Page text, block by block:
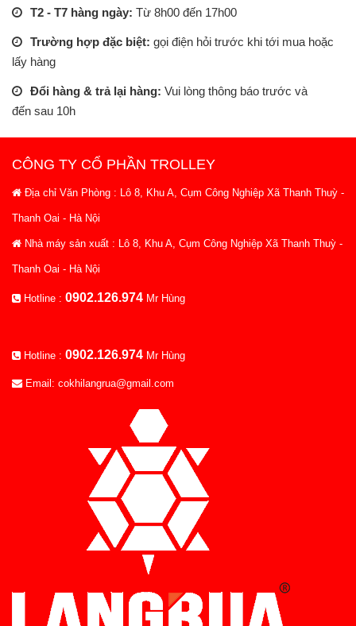
T2 - T7 hàng ngày: Từ 8h00 đến 17h00
Trường hợp đặc biệt: gọi điện hỏi trước khi tới mua hoặc
lấy hàng
Đổi hàng & trả lại hàng: Vui lòng thông báo trước và
đến sau 10h
CÔNG TY CỔ PHẦN TROLLEY
Địa chỉ Văn Phòng : Lô 8, Khu A, Cụm Công Nghiệp Xã Thanh Thuỳ -
Thanh Oai - Hà Nội
Nhà máy sản xuất : Lô 8, Khu A, Cụm Công Nghiệp Xã Thanh Thuỳ -
Thanh Oai - Hà Nội
Hotline : 0902.126.974 Mr Hùng
Hotline : 0902.126.974 Mr Hùng
Email: cokhilangrua@gmail.com